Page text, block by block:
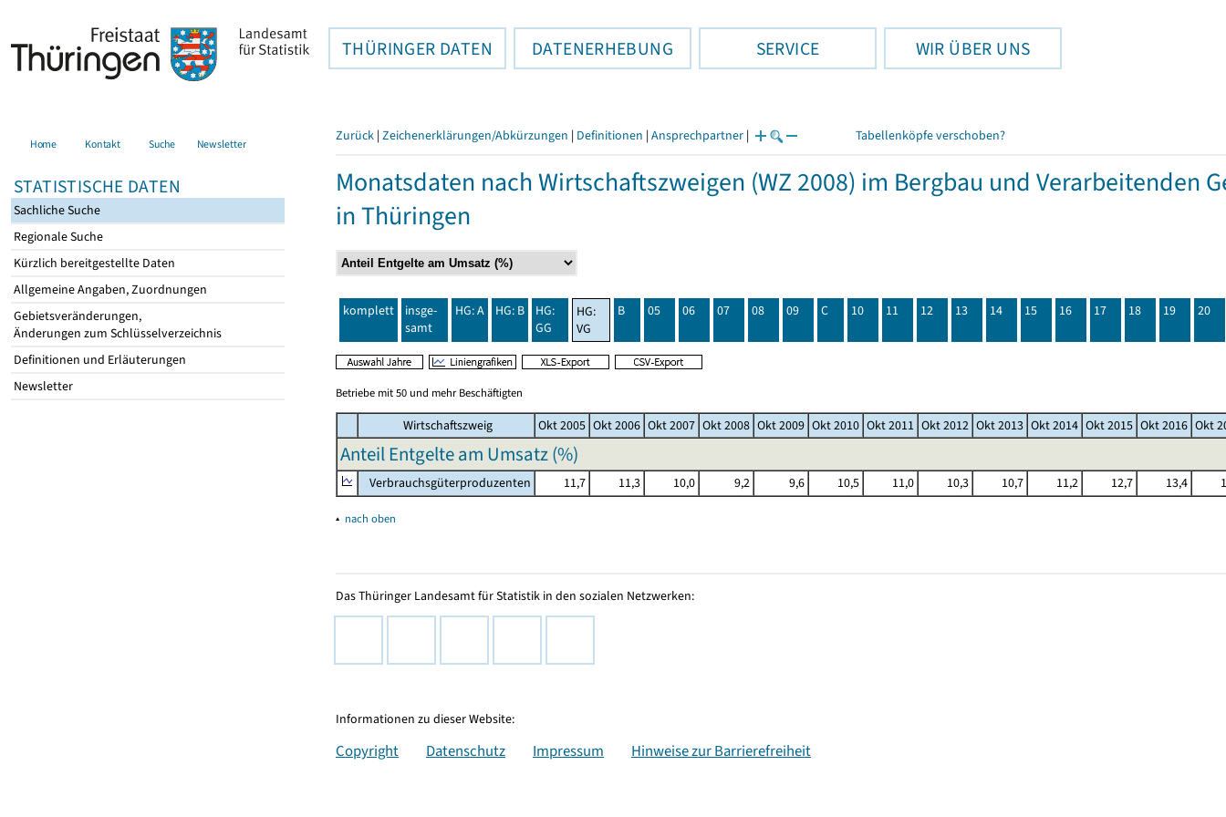
THÜRINGER DATEN DATENERHEBUNG SERVICE WIR ÜBER UNS
Home Kontakt Suche Newsletter
STATISTISCHE DATEN
Sachliche Suche
Regionale Suche
Kürzlich bereitgestellte Daten
Allgemeine Angaben, Zuordnungen
Gebietsveränderungen,
Änderungen zum Schlüsselverzeichnis
Definitionen und Erläuterungen
Newsletter
Zurück | Zeichenerklärungen/Abkürzungen | Definitionen | Ansprechpartner | Tabellenköpfe verschoben?
Monatsdaten nach Wirtschaftszweigen (WZ 2008) im Bergbau und Verarbeitenden
in Thüringen
komplett
insge-
samt
HG: A HG: B
HG:
GG
HG:
VG
B 05 06 07 08 09 C 10 11 12 13 14 15 16 17 18 19 20
Betriebe mit 50 und mehr Beschäftigten
Wirtschaftszweig Okt 2005 Okt 2006 Okt 2007 Okt 2008 Okt 2009 Okt 2010 Okt 2011 Okt 2012 Okt 2013 Okt 2014 Okt 2015 Okt 2016 Okt
Anteil Entgelte am Umsatz (%)
Verbrauchsgüterproduzenten 11,7 11,3 10,0 9,2 9,6 10,5 11,0 10,3 10,7 11,2 12,7 13,4
▴ nach oben
Das Thüringer Landesamt für Statistik in den sozialen Netzwerken:
Informationen zu dieser Website:
Copyright Datenschutz Impressum Hinweise zur Barrierefreiheit